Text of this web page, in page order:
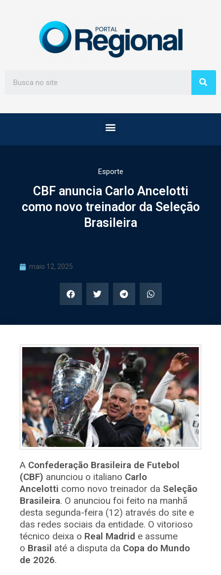
Esporte
CBF anuncia Carlo Ancelotti
como novo treinador da Seleção
Brasileira
maio 12, 2025
A Confederação Brasileira de Futebol
(CBF) anunciou o italiano Carlo
Ancelotti como novo treinador da Seleção
Brasileira. O anunciou foi feito na manhã
desta segunda-feira (12) através do site e
das redes sociais da entidade. O vitorioso
técnico deixa o Real Madrid e assume
o Brasil até a disputa da Copa do Mundo
de 2026.